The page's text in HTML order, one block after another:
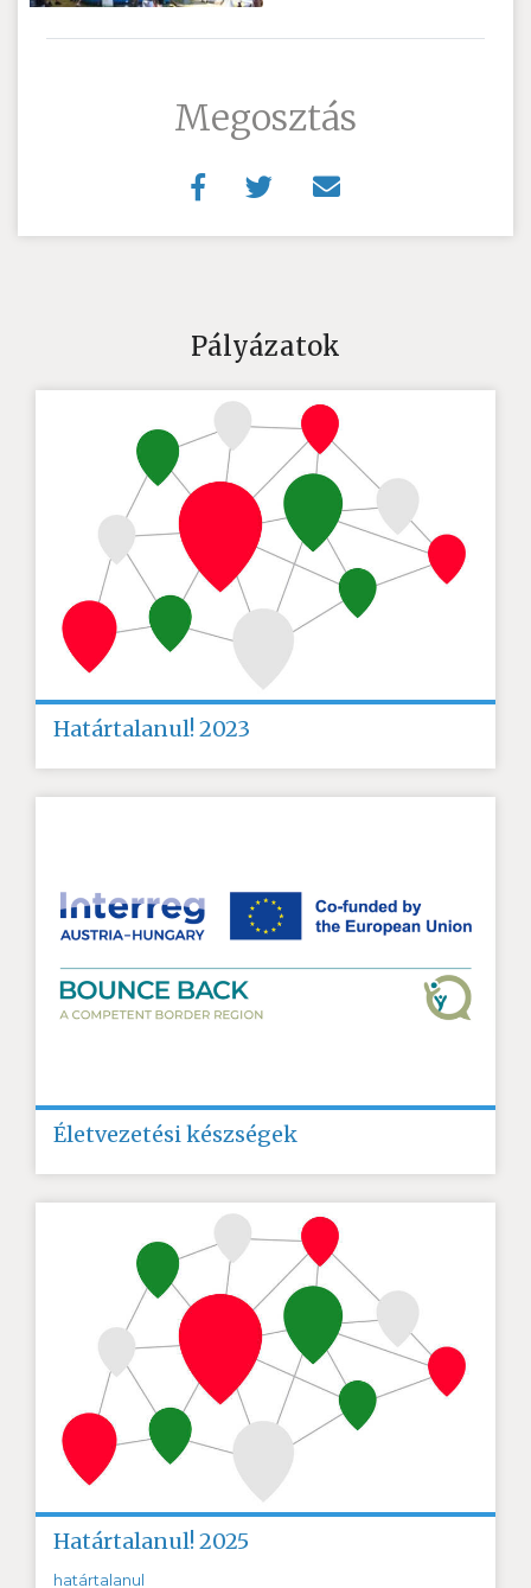
Megosztás
Pályázatok
Határtalanul! 2023
Életvezetési készségek
Határtalanul! 2025
határtalanul